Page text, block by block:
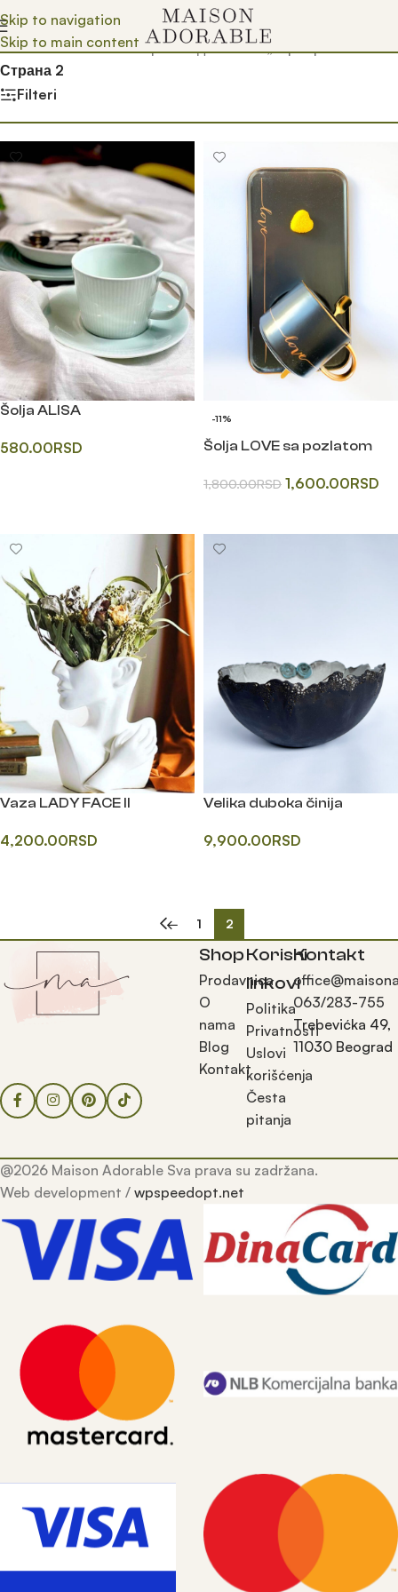
Skip to navigation
Skip to main content
Почетна/Prodavnica/Производ oзначен „super poklon“/
Страна 2
Filteri
Šolja ALISA
580.00RSD
-11%
Šolja LOVE sa pozlatom
1,800.00RSD 1,600.00RSD
Vaza LADY FACE II
4,200.00RSD
Velika duboka činija
9,900.00RSD
← 1 2
Shop
Prodavnica
O
nama
Blog
Kontakt
Korisni
linkovi
Politika
Privatnosti
Uslovi
korišćenja
Česta
pitanja
Kontakt
063/283-755
Trebevićka 49,
11030 Beograd
@2026 Maison Adorable Sva prava su zadržana.
Web development / wpspeedopt.net